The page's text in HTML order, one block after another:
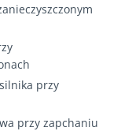
przy
przy zapchaniu